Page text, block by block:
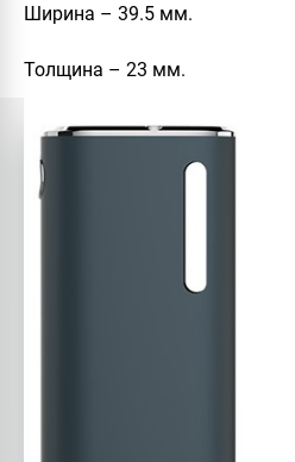
Ширина – 39.5 мм.
Толщина – 23 мм.